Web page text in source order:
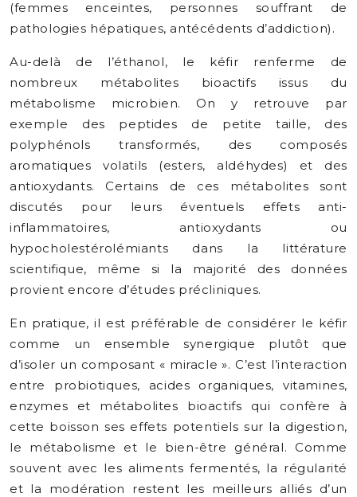
(femmes enceintes, personnes souffrant de
pathologies hépatiques, antécédents d’addiction).
Au-delà de l’éthanol, le kéfir renferme de
nombreux métabolites bioactifs issus du
métabolisme microbien. On y retrouve par
exemple des peptides de petite taille, des
polyphénols transformés, des composés
aromatiques volatils (esters, aldéhydes) et des
antioxydants. Certains de ces métabolites sont
discutés pour leurs éventuels effets anti-
inflammatoires, antioxydants ou
hypocholestérolémiants dans la littérature
scientifique, même si la majorité des données
provient encore d’études précliniques.
En pratique, il est préférable de considérer le kéfir
comme un ensemble synergique plutôt que
d’isoler un composant « miracle ». C’est l’interaction
entre probiotiques, acides organiques, vitamines,
enzymes et métabolites bioactifs qui confère à
cette boisson ses effets potentiels sur la digestion,
le métabolisme et le bien-être général. Comme
souvent avec les aliments fermentés, la régularité
et la modération restent les meilleurs alliés d’un